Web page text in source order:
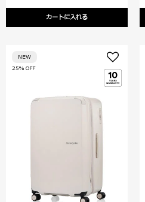
カートに入れる
25% OFF
NEW